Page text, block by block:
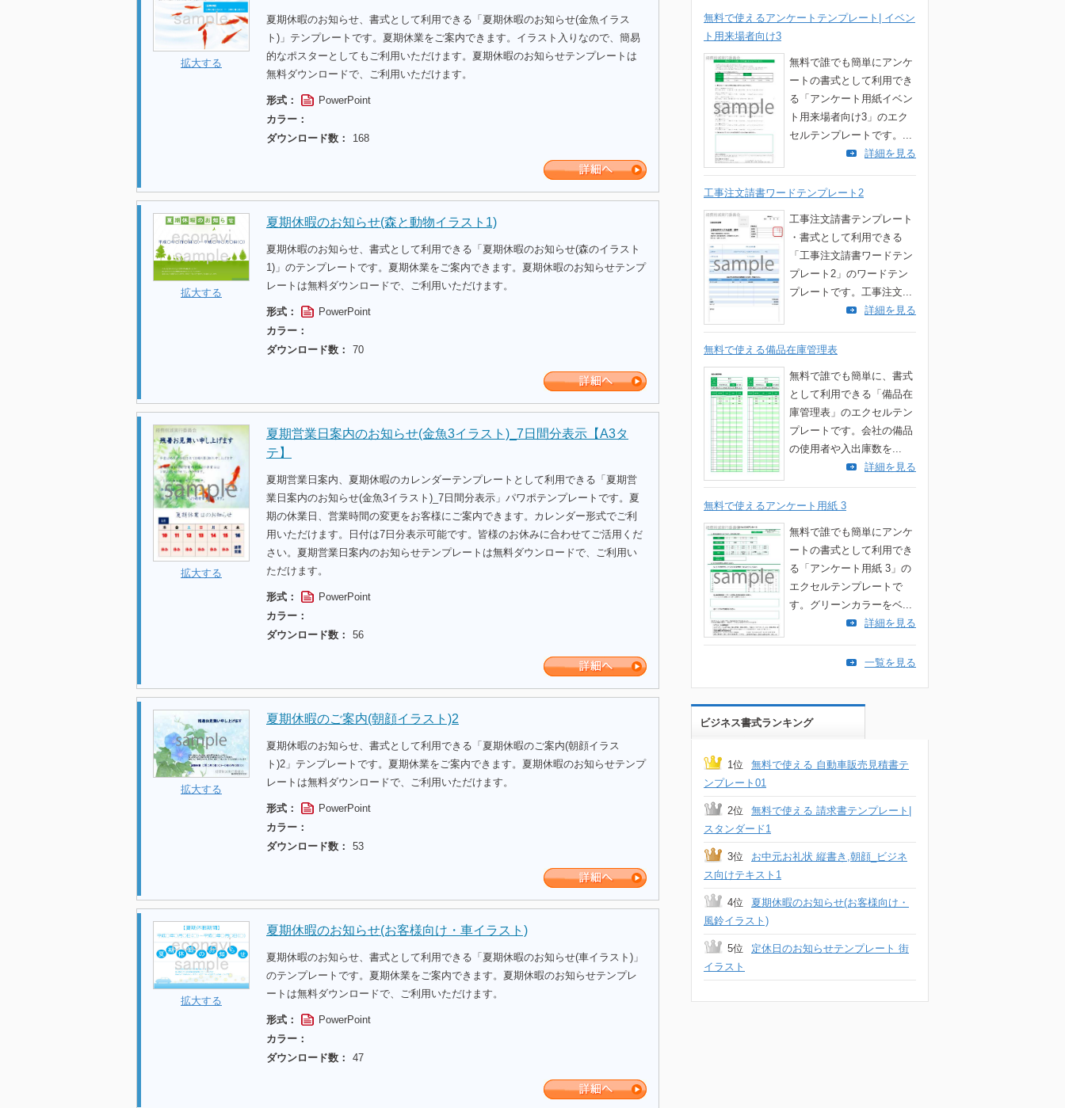
拡大する
夏期休暇のお知らせ、書式として利用できる「夏期休暇のお知らせ(金魚イラス
ト)」テンプレートです。夏期休業をご案内できます。イラスト入りなので、簡易
的なポスターとしてもご利用いただけます。夏期休暇のお知らせテンプレートは
無料ダウンロードで、ご利用いただけます。
形式：
PowerPoint
カラー：
ダウンロード数：
168
拡大する
夏期休暇のお知らせ(森と動物イラスト1)
夏期休暇のお知らせ、書式として利用できる「夏期休暇のお知らせ(森のイラスト
1)」のテンプレートです。夏期休業をご案内できます。夏期休暇のお知らせテンプ
レートは無料ダウンロードで、ご利用いただけます。
形式：
PowerPoint
カラー：
ダウンロード数：
70
拡大する
夏期営業日案内のお知らせ(金魚3イラスト)_7日間分表示【A3タ
テ】
夏期営業日案内、夏期休暇のカレンダーテンプレートとして利用できる「夏期営
業日案内のお知らせ(金魚3イラスト)_7日間分表示」パワポテンプレートです。夏
期の休業日、営業時間の変更をお客様にご案内できます。カレンダー形式でご利
用いただけます。日付は7日分表示可能です。皆様のお休みに合わせてご活用くだ
さい。夏期営業日案内のお知らせテンプレートは無料ダウンロードで、ご利用い
ただけます。
形式：
PowerPoint
カラー：
ダウンロード数：
56
拡大する
夏期休暇のご案内(朝顔イラスト)2
夏期休暇のお知らせ、書式として利用できる「夏期休暇のご案内(朝顔イラス
ト)2」テンプレートです。夏期休業をご案内できます。夏期休暇のお知らせテンプ
レートは無料ダウンロードで、ご利用いただけます。
形式：
PowerPoint
カラー：
ダウンロード数：
53
拡大する
夏期休暇のお知らせ(お客様向け・車イラスト)
夏期休暇のお知らせ、書式として利用できる「夏期休暇のお知らせ(車イラスト)」
のテンプレートです。夏期休業をご案内できます。夏期休暇のお知らせテンプレ
ートは無料ダウンロードで、ご利用いただけます。
形式：
PowerPoint
カラー：
ダウンロード数：
47
無料で使えるアンケートテンプレート| イベン
ト用来場者向け3
無料で誰でも簡単にアンケ
ートの書式として利用でき
る「アンケート用紙イベン
ト用来場者向け3」のエク
セルテンプレートです。...
詳細を見る
工事注文請書ワードテンプレート2
工事注文請書テンプレート
・書式として利用できる
「工事注文請書ワードテン
プレート2」のワードテン
プレートです。工事注文...
詳細を見る
無料で使える備品在庫管理表
無料で誰でも簡単に、書式
として利用できる「備品在
庫管理表」のエクセルテン
プレートです。会社の備品
の使用者や入出庫数を...
詳細を見る
無料で使えるアンケート用紙 3
無料で誰でも簡単にアンケ
ートの書式として利用でき
る「アンケート用紙 3」の
エクセルテンプレートで
す。グリーンカラーをベ...
詳細を見る
一覧を見る
ビジネス書式ランキング
1位
無料で使える 自動車販売見積書テ
ンプレート01
2位
無料で使える 請求書テンプレート|
スタンダード1
3位
お中元お礼状 縦書き,朝顔_ビジネ
ス向けテキスト1
4位
夏期休暇のお知らせ(お客様向け・
風鈴イラスト)
5位
定休日のお知らせテンプレート 街
イラスト